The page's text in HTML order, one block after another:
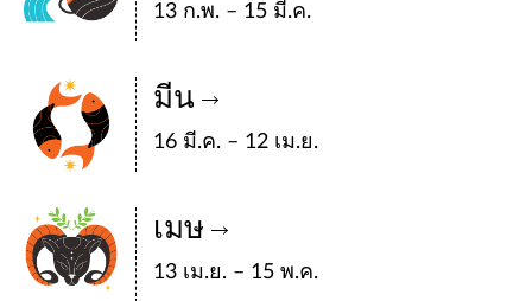
13 ก.พ. – 15 มี.ค.
มีน
16 มี.ค. – 12 เม.ย.
เมษ
13 เม.ย. – 15 พ.ค.